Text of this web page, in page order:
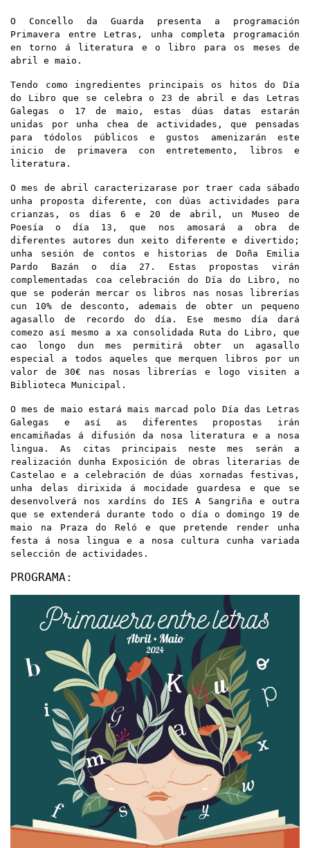
O Concello da Guarda presenta a programación
Primavera entre Letras, unha completa programación
en torno á literatura e o libro para os meses de
abril e maio.
Tendo como ingredientes principais os hitos do Día
do Libro que se celebra o 23 de abril e das Letras
Galegas o 17 de maio,estas dúas datas estarán
unidas por unha chea de actividades, que pensadas
para tódolos públicos e gustos amenizarán este
inicio de primavera con entretemento,
libros e
literatura.
O mes de abril caracterizarase por traer cada sábado
unha proposta diferente, con dúas actividades para
crianzas , os días 6 e 20 de abril, un Museo de
Poesíao día 13 , que nos amosará a obra de
diferentes autores dun xeito diferente e divertido;
unha sesión de contos e historias de Doña Emilia
Pardo Bazán o día 27. Estas propostas virán
complementadas coa celebración do Dïa do Libro, no
que se poderán mercar os libros nas nosas librerías
cun 10% de desconto, ademaisde obter un pequeno
agasallode recordo do día. Ese mesmo día dará
comezo así mesmo a xa consolidada Ruta do Libro, que
cao longo dun mes permitirá obter un agasallo
especial a todos aqueles que merquen libros por un
valor de 30€ nas nosas libreríase logo visiten a
Biblioteca Municipal.
O mes de maio estará mais marcad polo Día das Letras
Galegas e así as diferentes propostas irán
encamiñadas á difusión da nosa literatura e a nosa
lingua. As citas principais neste mes serán a
realización dunha Exposición de obras literarias de
Castelao e a celebración de dúas xornadas festivas,
unha delas dirixida á mocidade guardesa e que se
desenvolverá nos xardíns do IES A Sangriña e outra
que se extenderá durante todo o día o domingo 19 de
maio na Praza do Reló e que pretende render unha
festa á nosa lingua e a nosa cultura cunha variada
selección de actividades.
PROGRAMA: